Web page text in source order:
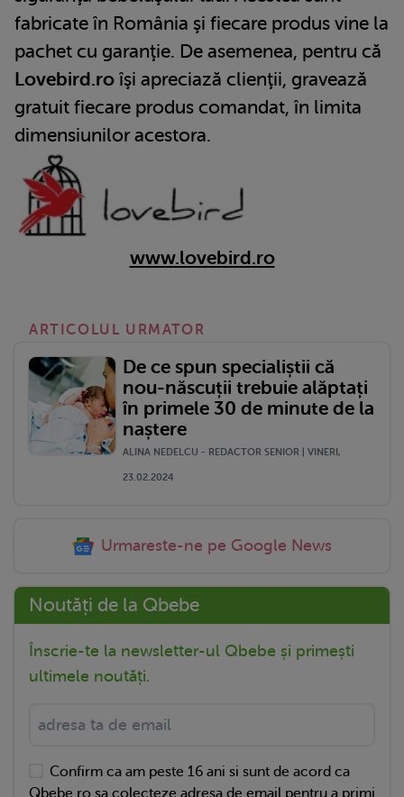
fabricate în România şi fiecare produs vine la
pachet cu garanţie. De asemenea, pentru că
Lovebird.ro îşi apreciază clienţii, gravează
gratuit fiecare produs comandat, în limita
dimensiunilor acestora.
www.lovebird.ro
ARTICOLUL URMATOR
De ce spun specialiștii că
nou-născuții trebuie alăptați
în primele 30 de minute de la
naștere
ALINA NEDELCU - REDACTOR SENIOR | VINERI,
23.02.2024
Urmareste-ne pe Google News
Noutăți de la Qbebe
Înscrie-te la newsletter-ul Qbebe și primești
ultimele noutăți.
Confirm ca am peste 16 ani si sunt de acord ca
Qbebe.ro sa colecteze adresa de email pentru a primi